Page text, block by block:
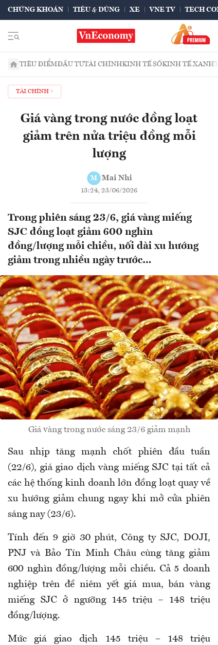
CHỨNG KHOÁN TIÊU & DÙNG XE VNE TV TECH
TIÊU ĐIỂMĐẦU TƯTÀI CHÍNHKINH TẾ SỐKINH TẾ XANH
TÀI CHÍNH
Giá vàng trong nước đồng loạt
giảm trên nửa triệu đồng mỗi
lượng
M Mai Nhi
13:24, 23/06/2026
Trong phiên sáng 23/6, giá vàng miếng
SJC đồng loạt giảm 600 nghìn
đồng/lượng mỗi chiều, nối dài xu hướng
giảm trong nhiều ngày trước...
Giá vàng trong nước sáng 23/6 giảm mạnh
Sau nhịp tăng mạnh chốt phiên đầu tuần
(22/6), giá giao dịch vàng miếng SJC tại tất cả
các hệ thống kinh doanh lớn đồng loạt quay về
xu hướng giảm chung ngay khi mở cửa phiên
sáng nay (23/6).
Tính đến 9 giờ 30 phút,Công ty SJC, DOJI,
PNJ và Bảo Tín Minh Châu cùng tăng giảm
600 nghìn đồng/lượng mỗi chiều. Cả 5 doanh
nghiệp trên đề niêm yết giá mua, bán vàng
miếng SJC ở ngưỡng 145 triệu – 148 triệu
đồng/lượng.
Mức giá giao dịch 145 triệu – 148 triệu